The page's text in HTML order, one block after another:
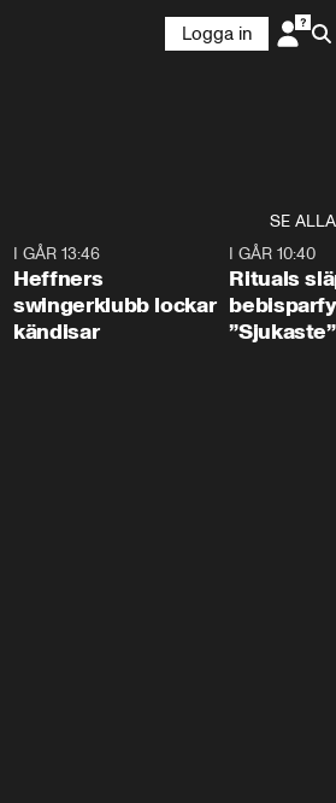
Logga in
SE ALLA
I GÅR 13:46
Heffners
swingerklubb lockar
kändisar
I GÅR 10:40
Rituals
”Sjukaste”